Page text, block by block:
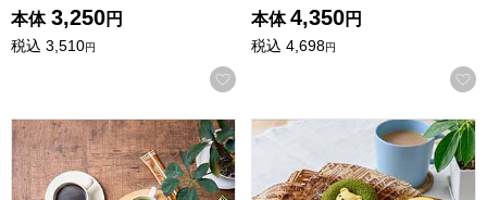
本体 3,250円
税込 3,510円
お気に入りに登録する
本体 4,350円
税込 4,698円
ドトールコーヒー ドリップ＆インスタントミックスセット
アニマルドーナツ 10個[ANM-